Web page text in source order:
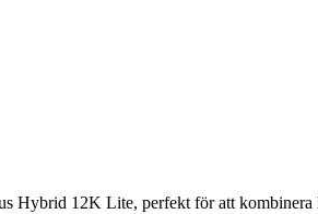
Hybrid 12K Lite, perfekt för att